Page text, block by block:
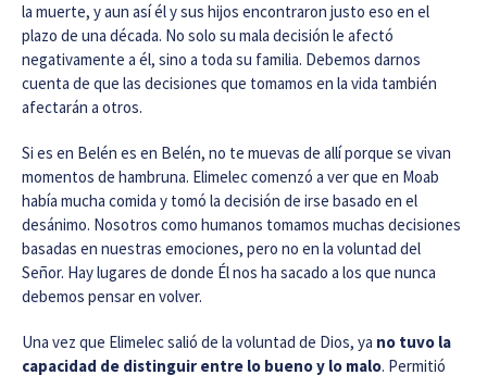
la muerte, y aun así él y sus hijos encontraron justo eso en el
plazo de una década. No solo su mala decisión le afectó
negativamente a él, sino a toda su familia. Debemos darnos
cuenta de que las decisiones que tomamos en la vida también
afectarán a otros.
Si es en Belén es en Belén, no te muevas de allí porque se vivan
momentos de hambruna. Elimelec comenzó a ver que en Moab
había mucha comida y tomó la decisión de irse basado en el
desánimo. Nosotros como humanos tomamos muchas decisiones
basadas en nuestras emociones, pero no en la voluntad del
Señor. Hay lugares de donde Él nos ha sacado a los que nunca
debemos pensar en volver.
Una vez que Elimelec salió de la voluntad de Dios, ya no tuvo la
capacidad de distinguir entre lo bueno y lo malo. Permitió